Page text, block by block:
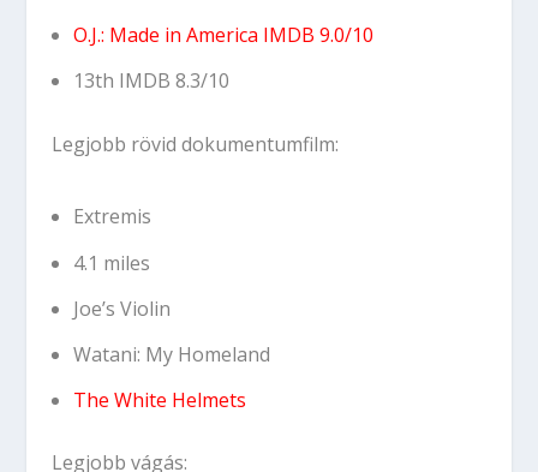
O.J.: Made in America IMDB 9.0/10
13th IMDB 8.3/10
Legjobb rövid dokumentumfilm:
Extremis
4.1 miles
Joe’s Violin
Watani: My Homeland
The White Helmets
Legjobb vágás: